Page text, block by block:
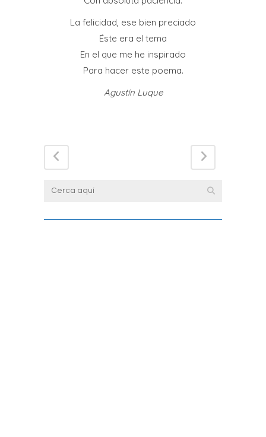
La felicidad, ese bien preciado
Éste era el tema
En el que me he inspirado
Para hacer este poema.
Agustín Luque